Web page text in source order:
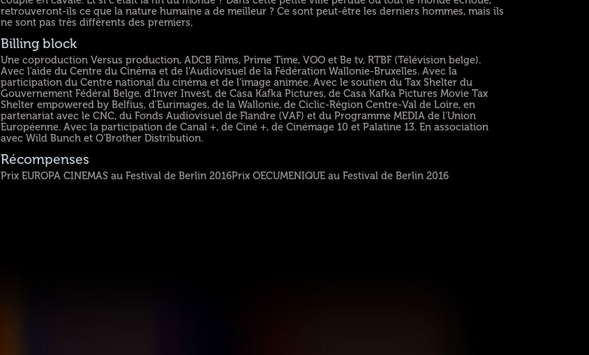
retrouveront-ils ce que la nature humaine a de meilleur ? Ce sont peut-être les derniers hommes, mais ils
ne sont pas très différents des premiers.
Billing block
Une coproduction Versus production, ADCB Films, Prime Time, VOO et Be tv, RTBF (Télévision belge).
Avec l'aide du Centre du Cinéma et de l'Audiovisuel de la Fédération Wallonie-Bruxelles. Avec la
participation du Centre national du cinéma et de l'image animée. Avec le soutien du Tax Shelter du
Gouvernement Fédéral Belge, d'Inver Invest, de Casa Kafka Pictures, de Casa Kafka Pictures Movie Tax
Shelter empowered by Belfius, d'Eurimages, de la Wallonie, de Ciclic-Région Centre-Val de Loire, en
partenariat avec le CNC, du Fonds Audiovisuel de Flandre (VAF) et du Programme MEDIA de l'Union
Européenne. Avec la participation de Canal +, de Ciné +, de Cinémage 10 et Palatine 13. En association
avec Wild Bunch et O'Brother Distribution.
Récompenses
Prix EUROPA CINEMAS au Festival de Berlin 2016Prix OECUMENIQUE au Festival de Berlin 2016